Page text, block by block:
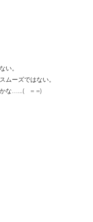
い。
ムーズではない。
な…...(　= =)